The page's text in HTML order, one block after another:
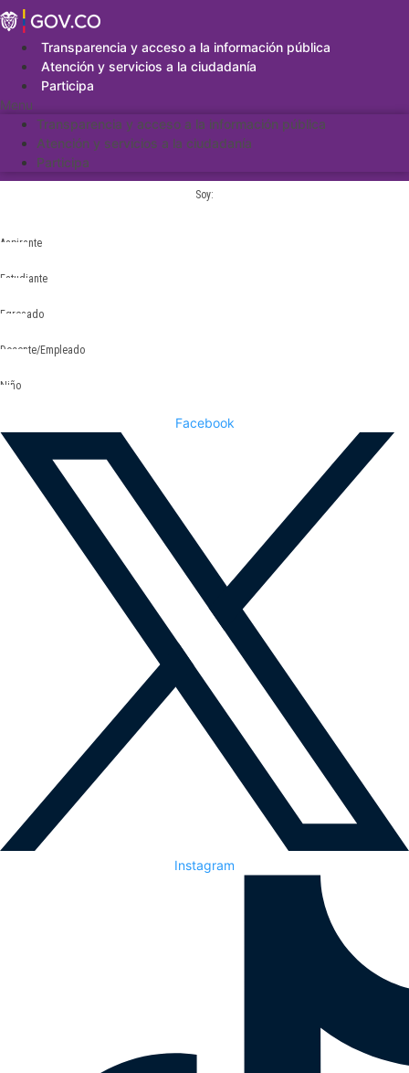
Saltar
al
contenidoTransparencia y acceso a la información pública
Atención y servicios a la ciudadanía
Participa
Menu
Transparencia y acceso a la información pública
Atención y servicios a la ciudadanía
Participa
Soy:
Aspirante
Estudiante
Egresado
Docente/Empleado
Niño
Facebook
Instagram